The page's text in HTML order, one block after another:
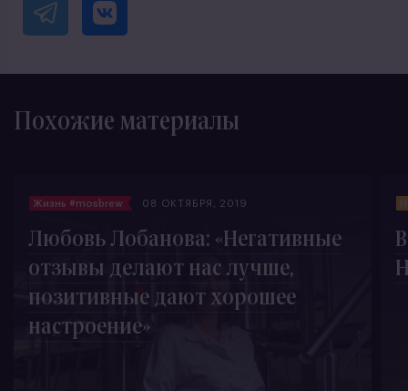
Похожие материалы
Жизнь #mosbrew 08 ОКТЯБРЯ, 2019
Любовь Лобанова: «Негативные
отзывы делают нас лучше,
позитивные дают хорошее
настроение»